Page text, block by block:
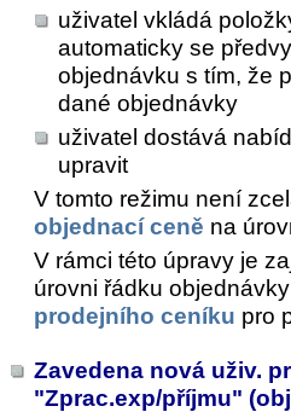
uživatel vkládá
automaticky se
objednávku s tím, že
dané objednávky
uživatel dostává
upravit
V tomto režimu není
objednací ceně na
V rámci této úpravy je
úrovni řádku
prodejního ceníku pro
Zavedena nová uživ.
"Zprac.exp/příjmu"